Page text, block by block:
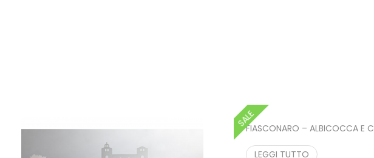
SALEFIASCONARO – ALBICOCCA E
LEGGI TUTTO